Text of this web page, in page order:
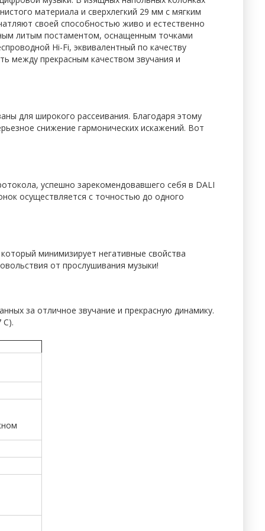
материала и сверхлегкий 29 мм с мягким
своей способностью живо и естественно
литым постаментом, оснащенным точками
Hi-Fi, эквивалентный по качеству
между прекрасным качеством звучания и
для широкого рассеивания. Благодаря этому
снижение гармонических искажений. Вот
успешно зарекомендовавшего себя в DALI
осуществляется с точностью до одного
минимизирует негативные свойства
от прослушивания музыки!
за отличное звучание и прекрасную динамику.